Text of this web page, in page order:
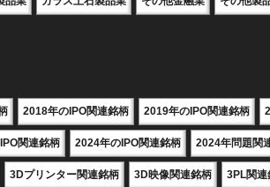
2018年のIPO関連銘柄 2019年のIPO関連銘柄
関連銘柄 2024年のIPO関連銘柄 2024年問題関
3Dプリンター関連銘柄 3D映像関連銘柄 3PL関連